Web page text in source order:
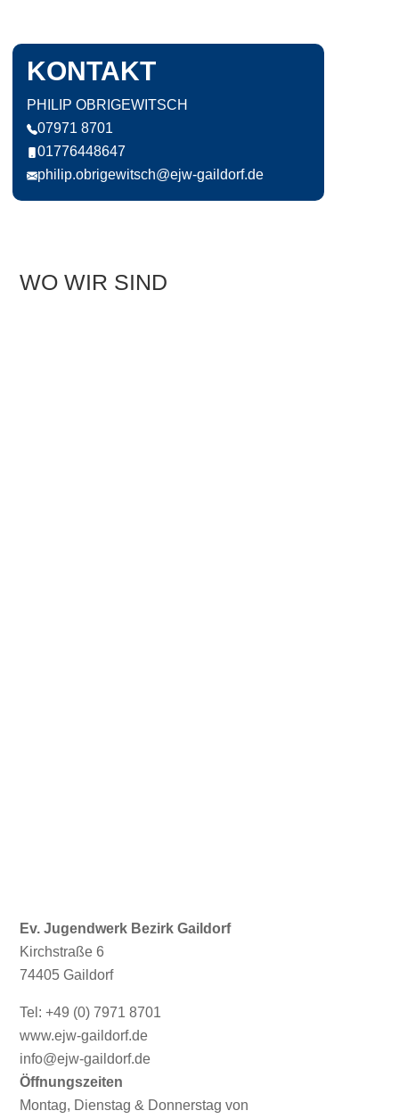
KONTAKT
PHILIP OBRIGEWITSCH
07971 8701
01776448647
philip.obrigewitsch@ejw-gaildorf.de
WO WIR SIND
Ev. Jugendwerk Bezirk Gaildorf
Kirchstraße 6
74405 Gaildorf
Tel: +49 (0) 7971 8701
www.ejw-gaildorf.de
info@ejw-gaildorf.de
Öffnungszeiten
Montag, Dienstag & Donnerstag von